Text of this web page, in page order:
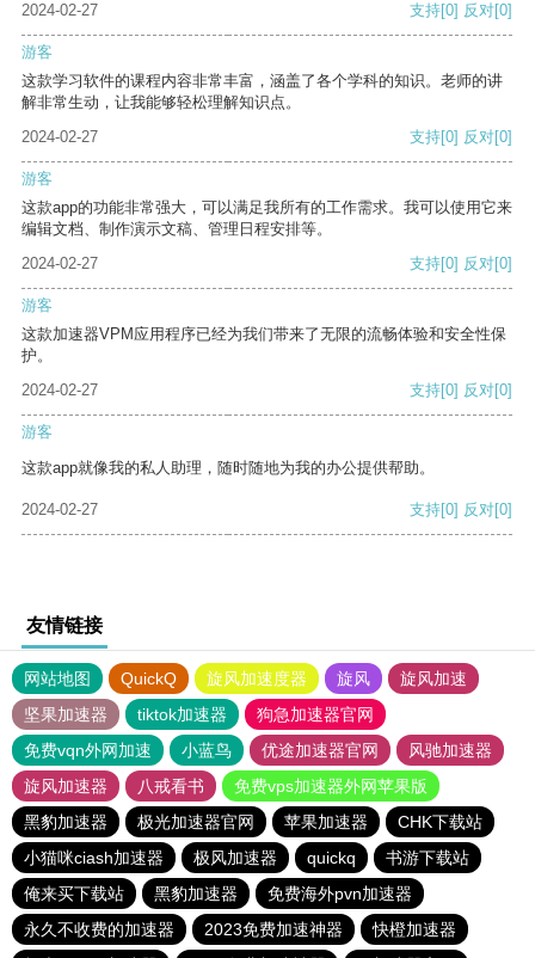
2024-02-27 支持[0] 反对[0]
游客
这款学习软件的课程内容非常丰富，涵盖了各个学科的知识。老师的讲
解非常生动，让我能够轻松理解知识点。
2024-02-27
支持[0] 反对[0]
游客
这款app的功能非常强大，可以满足我所有的工作需求。我可以使用它来
编辑文档、制作演示文稿、管理日程安排等。
2024-02-27
支持[0] 反对[0]
游客
这款加速器VPM应用程序已经为我们带来了无限的流畅体验和安全性保
护。
2024-02-27
支持[0] 反对[0]
游客
这款app就像我的私人助理，随时随地为我的办公提供帮助。
2024-02-27 支持[0] 反对[0]
友情链接
网站地图 QuickQ 旋风加速度器 旋风
旋风加速
坚果加速器
tiktok加速器
狗急加速器官网
免费vqn外网加速
小蓝鸟 优途加速器官网
风驰加速器
旋风加速器
八戒看书
免费vps加速器外网苹果版
黑豹加速器
极光加速器官网 苹果加速器
CHK下载站
小猫咪ciash加速器
极风加速器 quickq
书游下载站
俺来买下载站
黑豹加速器
免费海外pvn加速器
永久不收费的加速器
2023免费加速神器
快橙加速器